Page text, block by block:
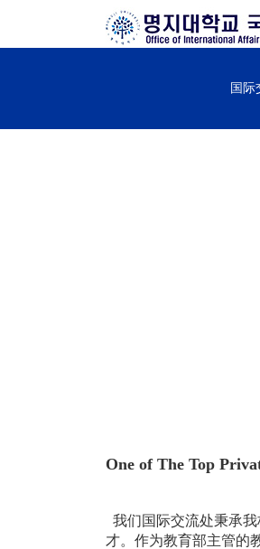
国际
One of The Top
我们国际交流处秉承
才。作为教育部主管的